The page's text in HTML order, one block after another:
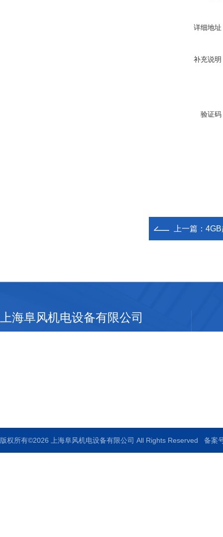
详细地址
补充说明
验证码
上一篇：
上海阜风机电设备有限公司
版权所有©2026 上海阜风机电设备有限公司 All Rights Reserved 备案